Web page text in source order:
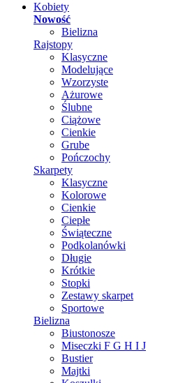
Kobiety
Nowość
Bielizna
Rajstopy
Klasyczne
Modelujące
Wzorzyste
Ażurowe
Ślubne
Ciążowe
Cienkie
Grube
Pończochy
Skarpety
Klasyczne
Kolorowe
Cienkie
Ciepłe
Świąteczne
Podkolanówki
Długie
Krótkie
Stopki
Zestawy skarpet
Sportowe
Bielizna
Biustonosze
Miseczki F G H I J
Bustier
Majtki